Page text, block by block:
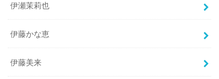
伊瀬茉莉也
伊藤かな恵
伊藤美来